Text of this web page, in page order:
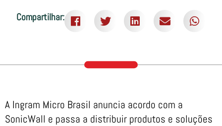
Compartilhar:
A Ingram Micro Brasil anuncia acordo com a
SonicWall e passa a distribuir produtos e soluções